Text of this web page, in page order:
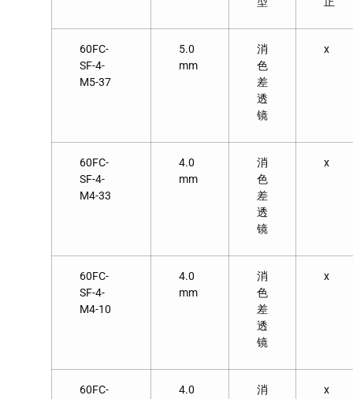
60FC-
SF-4-
M5-37
5.0
mm
消
色
差
透
镜
x
60FC-
SF-4-
M4-33
4.0
mm
消
色
差
透
镜
x
60FC-
SF-4-
M4-10
4.0
mm
消
色
差
透
镜
x
60FC-
4.0
消
x